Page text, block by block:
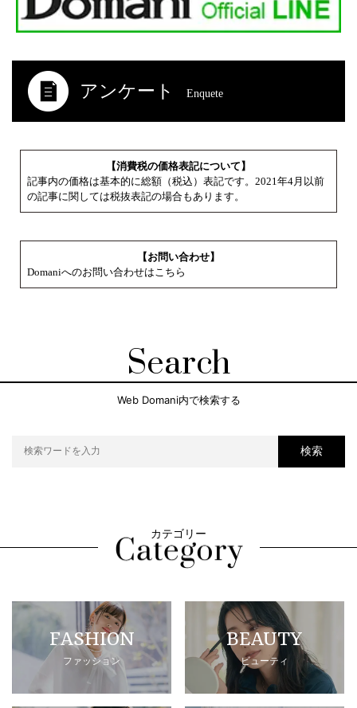
アンケート Enquete
【消費税の価格表記について】
記事内の価格は基本的に総額（税込）表記です。2021年4月以前
の記事に関しては税抜表記の場合もあります。
【お問い合わせ】
Domaniへのお問い合わせはこちら
Search
Web Domani内で検索する
検索
カテゴリー
FASHION
ファッション
BEAUTY
ビューティ